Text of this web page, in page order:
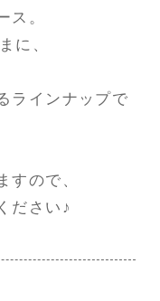
ス。
に、
ラインナップで
すので、
ださい♪